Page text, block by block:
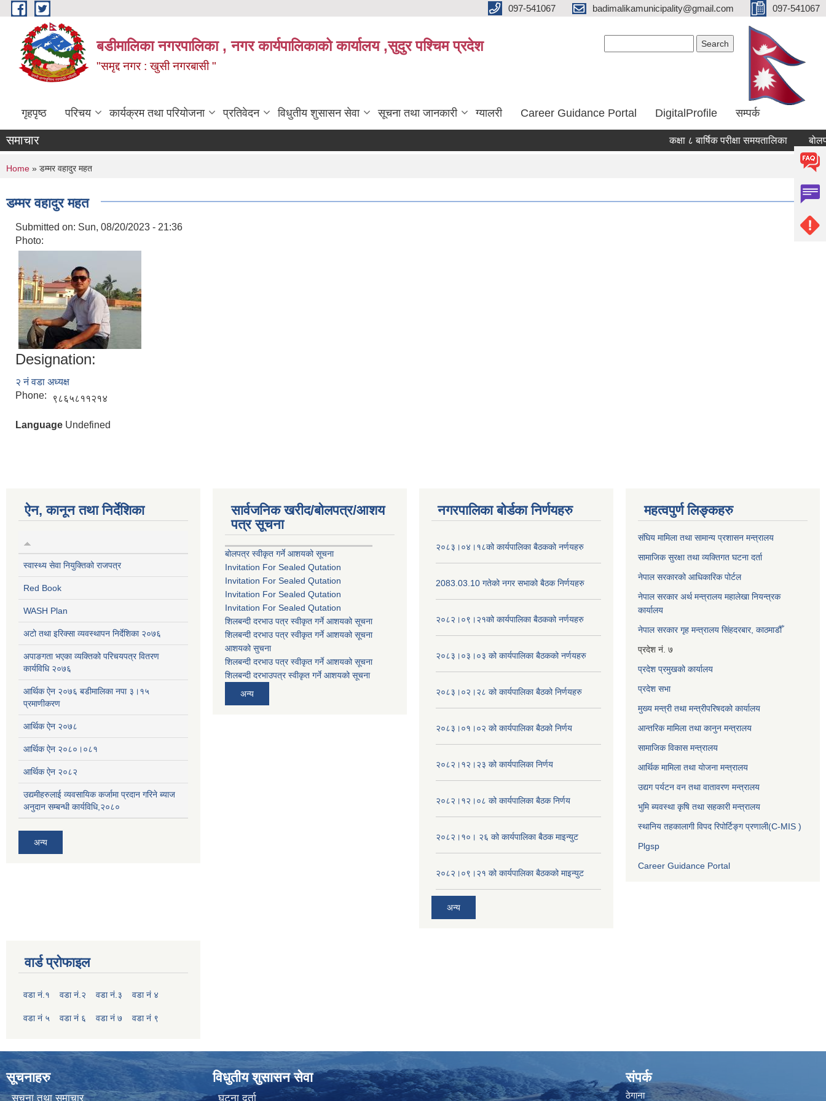
Skip to main content 097-541067 badimalikamunicipality@gmail.com 097-541067
बडीमालिका नगरपालिका , नगर कार्यपालिकाको कार्यालय ,सुदुर पश्चिम प्रदेश
"समृद्द नगर : खुसी नगरबासी "
गृहपृष्ठ परिचय कार्यक्रम तथा परियोजना प्रतिवेदन विधुतीय शुसासन सेवा सूचना तथा जानकारी ग्यालरी Career Guidance Portal DigitalProfile सम्पर्क
समाचार कक्षा ८ बार्षिक परीक्षा समयतालिका
« first
You are here
Home » डम्मर वहादुर महत
डम्मर वहादुर महत
Submitted on: Sun, 08/20/2023 - 21:36
Photo:
Designation:
२ नं वडा अध्यक्ष
Phone:
९८६५८११२१४
Language Undefined
ऐन, कानून तथा निर्देशिका
स्वास्थ्य सेवा नियुक्तिको राजपत्र
Red Book
WASH Plan
अटो तथा इरिक्सा व्यवस्थापन निर्देशिका २०७६
अपाङगता भएका व्यक्तिको परिचयपत्र वितरण
कार्यविधि २०७६
आर्थिक ऐन २०७६ बडीमालिका नपा ३।१५
प्रमाणीकरण
आर्थिक ऐन २०७८
आर्थिक ऐन २०८०।०८१
आर्थिक ऐन २०८२
उद्यमीहरुलाई व्यवसायिक कर्जामा प्रदान गरिने ब्याज
अनुदान सम्बन्धी कार्यविधि,२०८०
अन्य
सार्वजनिक खरीद/बोलपत्र/आशय
पत्र सूचना
बोलपत्र स्वीकृत गर्ने आशयको सूचना
Invitation For Sealed Qutation
Invitation For Sealed Qutation
Invitation For Sealed Qutation
Invitation For Sealed Qutation
शिलबन्दी दरभाउ पत्र स्वीकृत गर्ने आशयको सूचना
शिलबन्दी दरभाउ पत्र स्वीकृत गर्ने आशयको सूचना
आशयको सुचना
शिलबन्दी दरभाउ पत्र स्वीकृत गर्ने आशयको सूचना
शिलबन्दी दरभाउपत्र स्वीकृत गर्ने आशयको सूचना
अन्य
नगरपालिका बोर्डका निर्णयहरु
२०८३।०४।१८को कार्यपालिका बैठकको नर्णयहरु
2083.03.10 गतेको नगर सभाको बैठक निर्णयहरु
२०८२।०९।२१को कार्यपालिका बैठकको नर्णयहरु
२०८३।०३।०३ को कार्यपालिका बैठकको नर्णयहरु
२०८३।०२।२८ को कार्यपालिका बैठको निर्णयहरु
२०८३।०१।०२ को कार्यपालिका बैठको निर्णय
२०८२।१२।२३ को कार्यपालिका निर्णय
२०८२।१२।०८ को कार्यपालिका बैठक निर्णय
२०८२।१०। २६ को कार्यपालिका बैठक माइन्युट
२०८२।०९।२१ को कार्यपालिका बैठकको माइन्युट
अन्य
महत्वपुर्ण लिङ्कहरु
संघिय मामिला तथा सामान्य प्रशासन मन्त्रालय
सामाजिक सुरक्षा तथा व्यक्तिगत घटना दर्ता
नेपाल सरकारको आधिकारिक पोर्टल
नेपाल सरकार अर्थ मन्त्रालय महालेखा नियन्त्रक
कार्यालय
नेपाल सरकार गृह मन्त्रालय सिंहदरबार, काठमाडौँ
प्रदेश नं. ७
प्रदेश प्रमुखको कार्यालय
प्रदेश सभा
मुख्य मन्त्री तथा मन्त्रीपरिषदको कार्यालय
आन्तरिक मामिला तथा कानुन मन्त्रालय
सामाजिक विकास मन्त्रालय
आर्थिक मामिला तथा योजना मन्त्रालय
उद्यग पर्यटन वन तथा वातावरण मन्त्रालय
भुमि ब्यवस्था कृषि तथा सहकारी मन्त्रालय
स्थानिय तहकालागी विपद रिपोर्टिङ्ग प्रणाली(C-MIS )
Plgsp
Career Guidance Portal
वार्ड प्रोफाइल
वडा नं.१ वडा नं.२ वडा नं.३ वडा नं ४
वडा नं ५ वडा नं ६ वडा नं ७ वडा नं ९
सूचनाहरु
सूचना तथा समाचार
विधुतीय शुसासन सेवा
घटना दर्ता
संपर्क
ठेगाना